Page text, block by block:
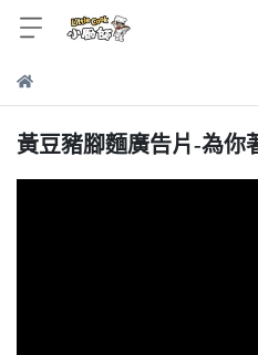
黃豆豬腳麵廣告片-為你